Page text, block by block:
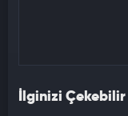
İlginizi Çekebilir